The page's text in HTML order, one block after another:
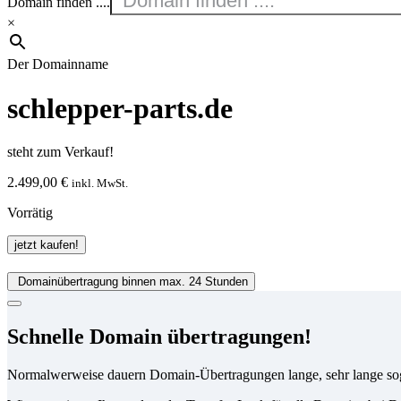
×
Der Domainname
schlepper-parts.de
steht zum Verkauf!
2.499,00 € inkl. MwSt.
Vorrätig
schlepper-
parts.de
Menge
jetzt kaufen!
Domainübertragung binnen max. 24 Stunden
Schnelle Domain übertragungen!
Normalwerweise dauern Domain-Übertragungen lange, sehr lange